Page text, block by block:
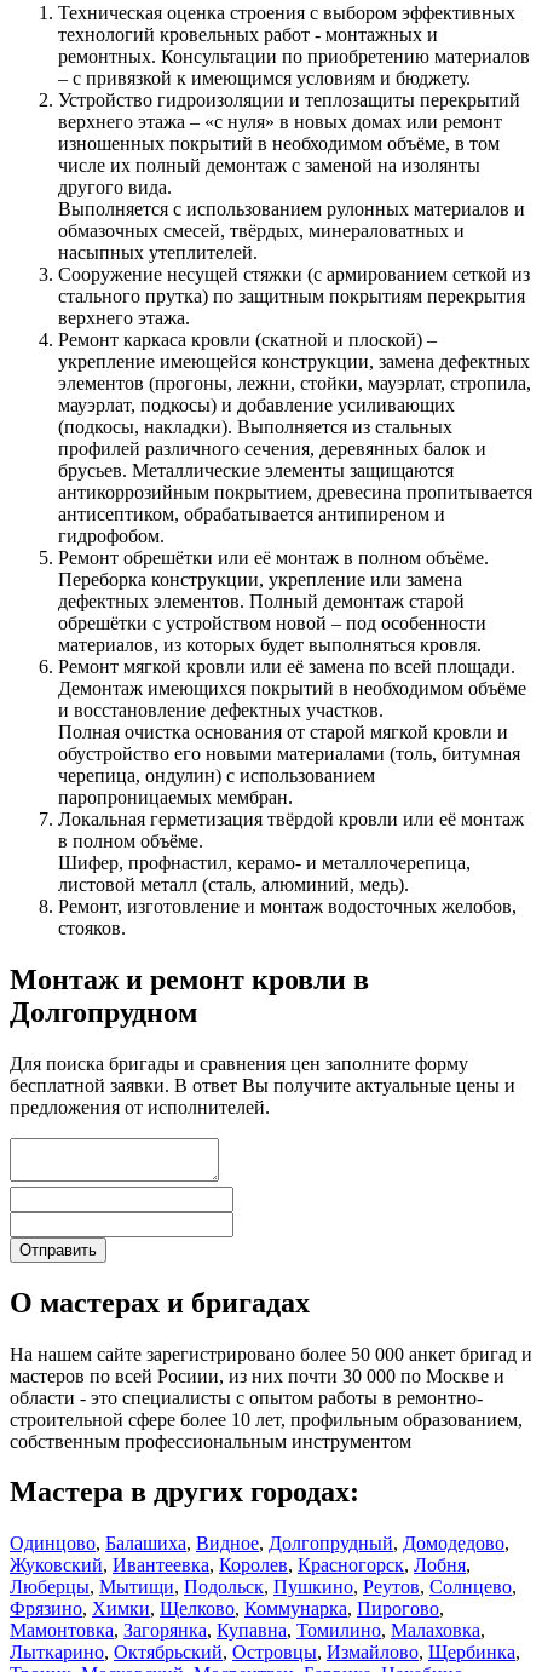
Техническая оценка строения с выбором эффективных
технологий кровельных работ - монтажных и
ремонтных. Консультации по приобретению материалов
– с привязкой к имеющимся условиям и бюджету.
Устройство гидроизоляции и теплозащиты перекрытий
верхнего этажа – «с нуля» в новых домах или ремонт
изношенных покрытий в необходимом объёме, в том
числе их полный демонтаж с заменой на изолянты
другого вида.
Выполняется с использованием рулонных материалов и
обмазочных смесей, твёрдых, минераловатных и
насыпных утеплителей.
Сооружение несущей стяжки (с армированием сеткой из
стального прутка) по защитным покрытиям перекрытия
верхнего этажа.
Ремонт каркаса кровли (скатной и плоской) –
укрепление имеющейся конструкции, замена дефектных
элементов (прогоны, лежни, стойки, мауэрлат, стропила,
мауэрлат, подкосы) и добавление усиливающих
(подкосы, накладки). Выполняется из стальных
профилей различного сечения, деревянных балок и
брусьев. Металлические элементы защищаются
антикоррозийным покрытием, древесина пропитывается
антисептиком, обрабатывается антипиреном и
гидрофобом.
Ремонт обрешётки или её монтаж в полном объёме.
Переборка конструкции, укрепление или замена
дефектных элементов. Полный демонтаж старой
обрешётки с устройством новой – под особенности
материалов, из которых будет выполняться кровля.
Ремонт мягкой кровли или её замена по всей площади.
Демонтаж имеющихся покрытий в необходимом объёме
и восстановление дефектных участков.
Полная очистка основания от старой мягкой кровли и
обустройство его новыми материалами (толь, битумная
черепица, ондулин) с использованием
паропроницаемых мембран.
Локальная герметизация твёрдой кровли или её монтаж
в полном объёме.
Шифер, профнастил, керамо- и металлочерепица,
листовой металл (сталь, алюминий, медь).
Ремонт, изготовление и монтаж водосточных желобов,
стояков.
Монтаж и ремонт кровли в
Долгопрудном
Для поиска бригады и сравнения цен заполните форму
бесплатной заявки. В ответ Вы получите актуальные цены и
предложения от исполнителей.
О мастерах и бригадах
На нашем сайте зарегистрировано более 50 000 анкет бригад и
мастеров по всей Росиии, из них почти 30 000 по Москве и
области - это специалисты с опытом работы в ремонтно-
строительной сфере более 10 лет, профильным образованием,
собственным профессиональным инструментом
Мастера в других городах:
Одинцово, Балашиха, Видное, Долгопрудный, Домодедово,
Жуковский, Ивантеевка, Королев, Красногорск, Лобня,
Люберцы, Мытищи, Подольск, Пушкино, Реутов, Солнцево,
Фрязино, Химки, Щелково, Коммунарка, Пирогово,
Мамонтовка, Загорянка, Купавна, Томилино, Малаховка,
Лыткарино, Октябрьский, Островцы, Измайлово, Щербинка,